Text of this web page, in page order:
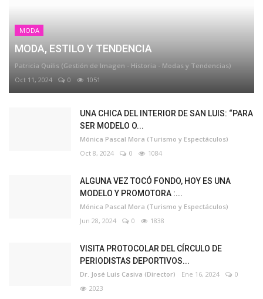
MODA
MODA, ESTILO Y TENDENCIA
Patricia Quilis (Gestión de Imagen - Historia - Modas y Tendencias)
Oct 11, 2024
0 1051
UNA CHICA DEL INTERIOR DE SAN LUIS: “PARA
SER MODELO O...
Mónica Pascal Mora (Turismo y Espectáculos)
Oct 8, 2024
0 1084
ALGUNA VEZ TOCÓ FONDO, HOY ES UNA
MODELO Y PROMOTORA :...
Mónica Pascal Mora (Turismo y Espectáculos)
Jun 28, 2024
0 1838
VISITA PROTOCOLAR DEL CÍRCULO DE
PERIODISTAS DEPORTIVOS...
Dr. José Luis Casiva (Director) Ene 16, 2024
0
2023